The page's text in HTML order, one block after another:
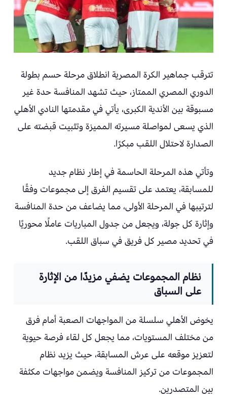
تترقب جماهير الكرة المصرية انطلاق مرحلة حسم بطولة
الدوري المصري الممتاز، حيث تشهد المنافسة حدة غير
مسبوقة بين الأندية الكبرى، يأتي في مقدمتها النادي الأهلي
الذي يسعى لمواصلة مسيرته المميزة وتثبيت قبضته على
الصدارة لاحتلال اللقب مبكرًا.
وتأتي هذه المرحلة الحاسمة في إطار نظام جديد
للمسابقة، يعتمد على تقسيم الفرق إلى مجموعات وفقًا
لترتيبها في المرحلة الأولى، مما يضاعف من حدة المنافسة
وإثارة كل جولة، ويجعل من جدول المباريات عاملًا محوريًا
في تحديد مصير كل فريق في سباق اللقب.
نظام المجموعات يضفي مزيدًا من الإثارة
على السباق
يخوض الأهلي سلسلة من المواجهات الصعبة أمام فرق
من مختلف المستويات، مما يجعل كل لقاء فرصة حيوية
لتعزيز موقعه على عرش المسابقة، حيث يزيد نظام
المجموعات من تركيز المنافسة ويضمن مواجهات مكثفة
بين المتصدرين.